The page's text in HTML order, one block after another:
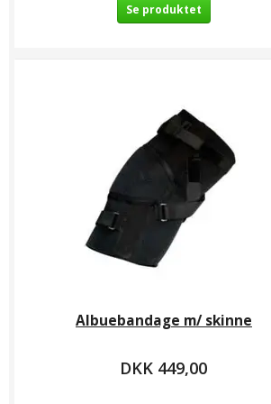
Se produktet
Albuebandage m/ skinne
DKK 449,00